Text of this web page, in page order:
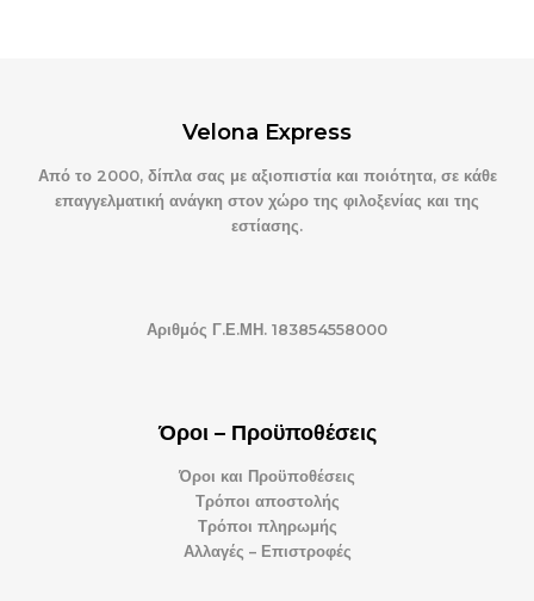
Velona Express
Από το 2000, δίπλα σας με αξιοπιστία και ποιότητα, σε κάθε
επαγγελματική ανάγκη στον χώρο της φιλοξενίας και της
εστίασης.
Αριθμός Γ.Ε.ΜΗ. 183854558000
Όροι – Προϋποθέσεις
Όροι και Προϋποθέσεις
Τρόποι αποστολής
Τρόποι πληρωμής
Αλλαγές – Επιστροφές